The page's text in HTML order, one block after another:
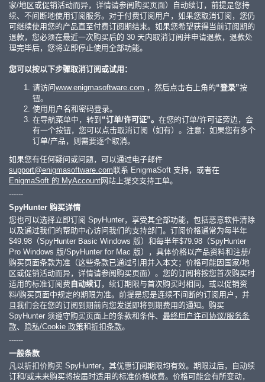
家/地区或促销活动而异，详情请参阅购买页面）自动续订，前提是您持
续、不间断地使用订阅服务。对于付费订阅用户，如果您取消订阅，您仍
可继续使用您的产品直至付费订阅期结束。如果您希望获得当前订阅期的
退款，您必须在最近一次购买后的 30 天内取消订阅并申请退款，退款处
理完毕后，您将立即停止使用全部功能。
您可以按以下步骤取消订阅或试用：
请访问www.enigmasoftware.com ，然后点击右上角的“登录”按
钮。
使用用户名和密码登录。
在导航菜单中，转到 “订单/许可证”。 在您的订单/许可证旁边，会
有一个按钮，您可以点击取消订阅（如有）。注意：如果您有多个
订单/产品，则需要逐个取消。
如果您有任何疑问或问题，可以通过电子邮件
support@enigmasoftware.com联系 EnigmaSoft 支持，或者在
EnigmaSoft 的 MyAccount网站上提交支持工单。
------
SpyHunter 购买详情
您也可以选择立即订阅 SpyHunter，享受其全部功能，包括恶意软件清除
以及通过我们的帮助中心访问我们的支持部门。订阅价格通常为每半年
$49.98 （SpyHunter Basic Windows 版）和每半年$79.98 （SpyHunter
Pro Windows 版/SpyHunter for Mac 版），具体价格以产品资料和注册/
购买页面条款为准（这些条款已通过引用并入本文；价格可能因国家/地
区或促销活动而异，详情请参阅购买页面）。您的订阅将按您首次购买时
适用的标准订阅费 自动续订，续订期限与首次购买时相同，或以促销资
料/购买页面中规定的期限为准。前提是您是连续不间断的订阅用户，并
且我们会在您的订阅到期前向您发送即将到期费用的通知。购买
SpyHunter 须遵守购买页面上的条款和条件、 最终用户许可协议/服务条
款、 隐私/Cookie 政策和折扣条款。
------
一般条款
凡以折扣价购买 SpyHunter，其优惠订阅期限均有效。期限过后，自动续
订和/或未来购买将按届时适用的标准价格收费。价格可能会有所变动，